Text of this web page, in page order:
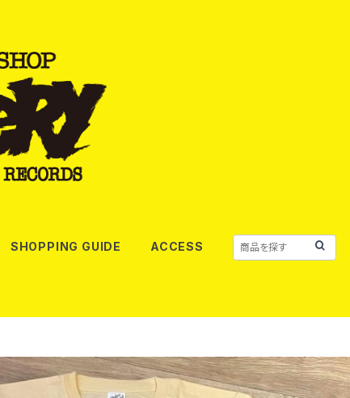
SHOPPING GUIDE ACCESS